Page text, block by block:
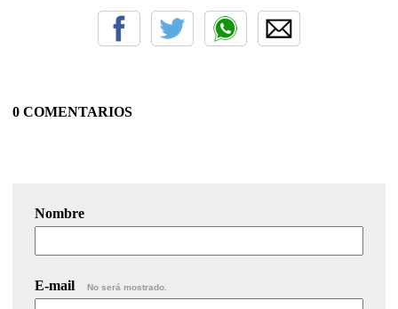
0 COMENTARIOS
Nombre
E-mail No será mostrado.